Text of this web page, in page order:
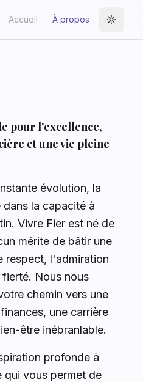
Accueil À propos Toggle
pour l'excellence,
et une vie pleine
évolution, la
la capacité à
Vivre Fier est né de
mérite de bâtir une
respect, l'admiration
Nous nous
chemin vers une
une carrière
être inébranlable.
profonde à
qui vous permet de